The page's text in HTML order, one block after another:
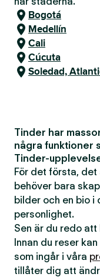
Bogotá
Medellín
Cali
Cúcuta
Soledad,
Tinder har
några funktioner
Tinder-
För det första, det
behöver bara
bilder och en bio i
personlighet.
Sen är du redo att
Innan du reser
som ingår i våra
tillåter dig att